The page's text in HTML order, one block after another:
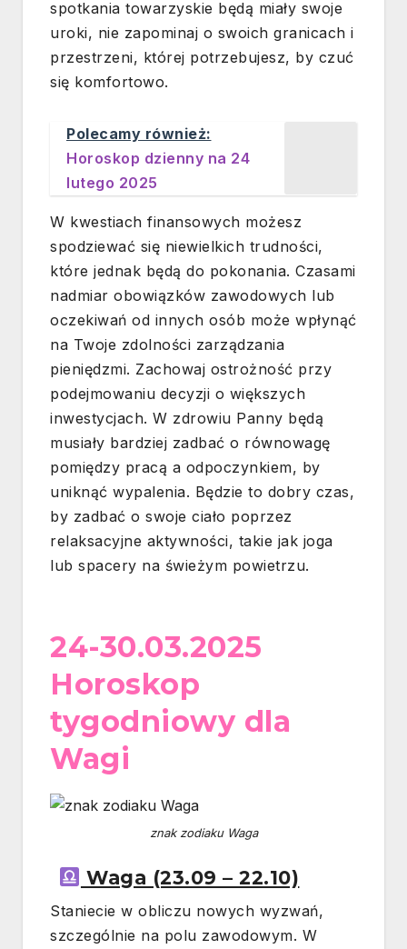
spotkania towarzyskie będą miały swoje
uroki, nie zapominaj o swoich granicach i
przestrzeni, której potrzebujesz, by czuć
się komfortowo.
Polecamy również:
Horoskop dzienny na 24
lutego 2025
W kwestiach finansowych możesz
spodziewać się niewielkich trudności,
które jednak będą do pokonania. Czasami
nadmiar obowiązków zawodowych lub
oczekiwań od innych osób może wpłynąć
na Twoje zdolności zarządzania
pieniędzmi. Zachowaj ostrożność przy
podejmowaniu decyzji o większych
inwestycjach. W zdrowiu Panny będą
musiały bardziej zadbać o równowagę
pomiędzy pracą a odpoczynkiem, by
uniknąć wypalenia. Będzie to dobry czas,
by zadbać o swoje ciało poprzez
relaksacyjne aktywności, takie jak joga
lub spacery na świeżym powietrzu.
24-30.03.2025
Horoskop
tygodniowy dla
Wagi
znak zodiaku Waga
Waga (23.09 – 22.10)
Staniecie w obliczu nowych wyzwań,
szczególnie na polu zawodowym. W